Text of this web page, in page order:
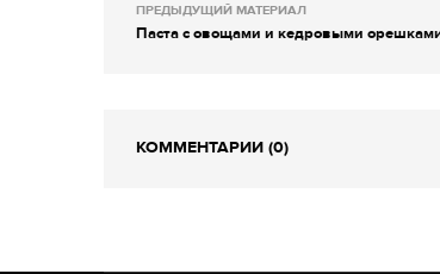
ПРЕДЫДУЩИЙ МАТЕРИАЛ
Паста с овощами и кедровыми
КОММЕНТАРИИ (0)